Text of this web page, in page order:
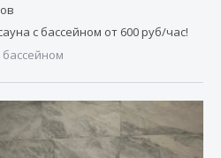
с бассейном от 600 руб/час!